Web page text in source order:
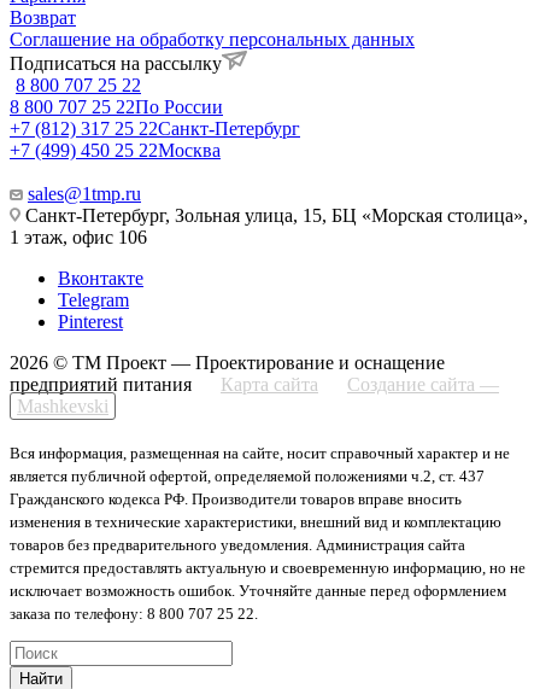
Возврат
Соглашение на обработку персональных данных
Подписаться на рассылку
8 800 707 25 22
8 800 707 25 22По России
+7 (812) 317 25 22Санкт-Петербург
+7 (499) 450 25 22Москва
sales@1tmp.ru
Санкт-Петербург, Зольная улица, 15, БЦ «Морская столица»,
1 этаж, офис 106
Вконтакте
Telegram
Pinterest
2026 © ТМ Проект — Проектирование и оснащение
предприятий питания
Карта сайта
Создание сайта —
Mashkevski
Вся информация, размещенная на сайте, носит справочный характер и не
является публичной офертой, определяемой положениями ч.2, ст. 437
Гражданского кодекса РФ. Производители товаров вправе вносить
изменения в технические характеристики, внешний вид и комплектацию
товаров без предварительного уведомления. Администрация сайта
стремится предоставлять актуальную и своевременную информацию, но не
исключает возможность ошибок. Уточняйте данные перед оформлением
заказа по телефону: 8 800 707 25 22.
Найти